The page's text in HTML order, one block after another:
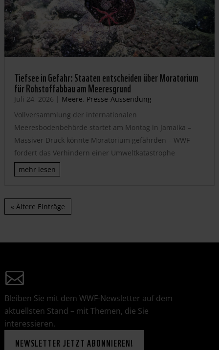
Tiefsee in Gefahr: Staaten entscheiden über Moratorium
für Rohstoffabbau am Meeresgrund
Juli 24, 2026 | Meere, Presse-Aussendung
Vollversammlung der internationalen
Meeresbodenbehörde startet am Montag in Jamaika –
Massiver Druck könnte Moratorium gefährden – WWF
fordert das Verhindern einer Umweltkatastrophe
mehr lesen
« Ältere Einträge
Bleiben Sie mit dem WWF-Newsletter auf dem
aktuellsten Stand – mit Themen, die Sie
interessieren.
NEWSLETTER JETZT ABONNIEREN!